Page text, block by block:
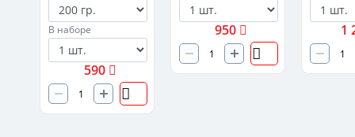
В наборе
590
950 1